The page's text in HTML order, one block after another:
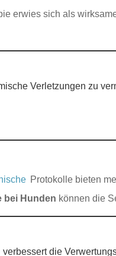
erwies sich als
Verletzungen zu
Protokolle bieten
bei Hunden können die
verbessert die